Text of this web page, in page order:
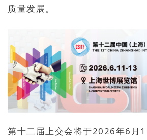
质量发展。
第十二届上交会将于2026年6月